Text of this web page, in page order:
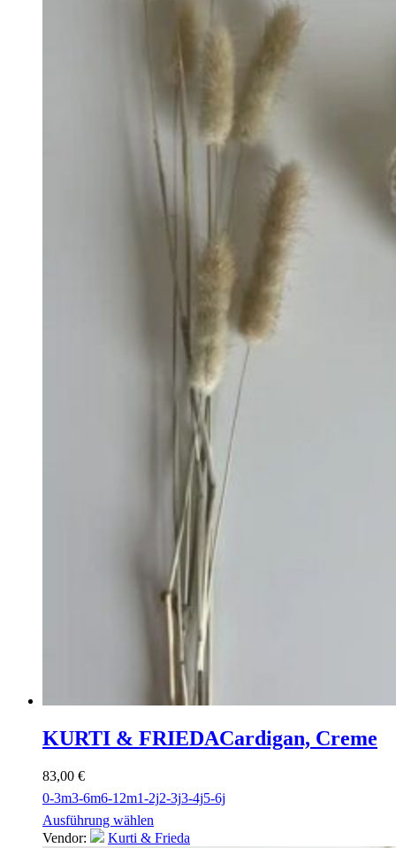
KURTI & FRIEDACardigan, Creme
83,00 €
0-3m3-6m6-12m1-2j2-3j3-4j5-6j
Ausführung wählen
Vendor:
Kurti & Frieda